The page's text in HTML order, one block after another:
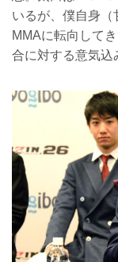
いるが、僕自身（
MMAに転向して
合に対する意気込